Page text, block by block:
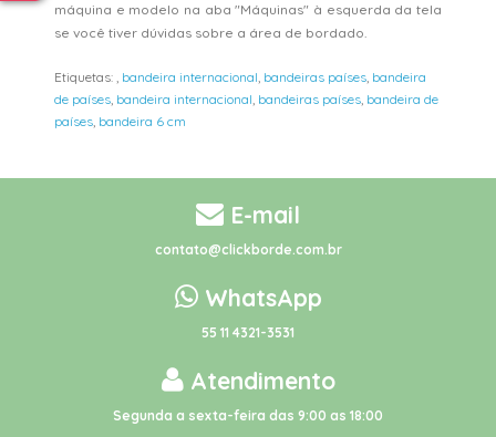
máquina e modelo na aba "Máquinas" à esquerda da tela
se você tiver dúvidas sobre a área de bordado.
Etiquetas:, bandeira internacional, bandeiras países, bandeira
de países, bandeira internacional, bandeiras países, bandeira de
países, bandeira 6 cm
E-mail
contato@clickborde.com.br
WhatsApp
55 11 4321-3531
Atendimento
Segunda a sexta-feira das 9:00 as 18:00